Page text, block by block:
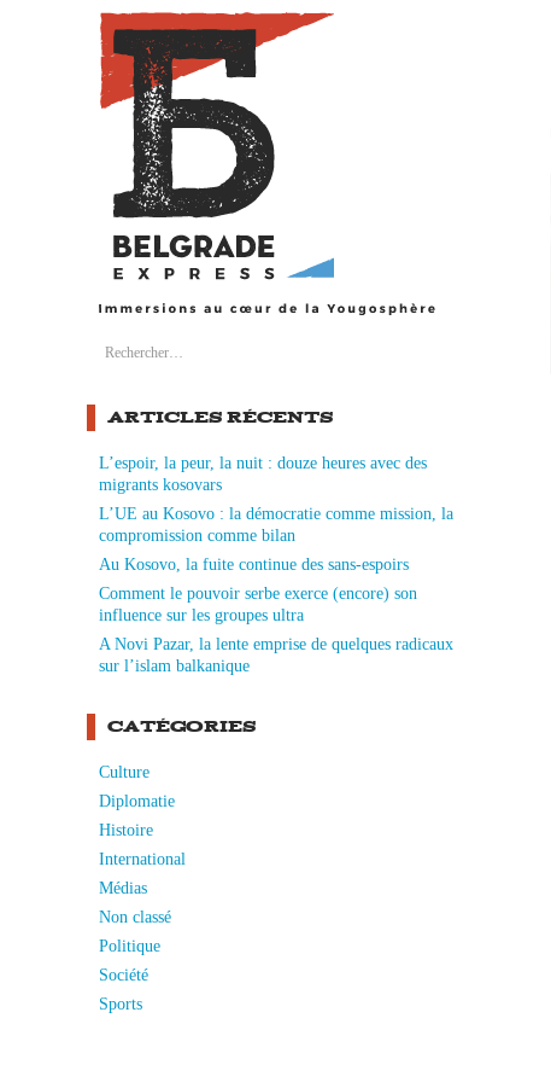
Search
Rechercher :
ARTICLES RÉCENTS
L’espoir, la peur, la nuit : douze heures avec des
migrants kosovars
L’UE au Kosovo : la démocratie comme mission, la
compromission comme bilan
Au Kosovo, la fuite continue des sans-espoirs
Comment le pouvoir serbe exerce (encore) son
influence sur les groupes ultra
A Novi Pazar, la lente emprise de quelques radicaux
sur l’islam balkanique
CATÉGORIES
Culture
Diplomatie
Histoire
International
Médias
Non classé
Politique
Société
Sports